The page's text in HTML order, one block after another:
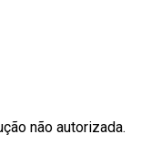
não autorizada.